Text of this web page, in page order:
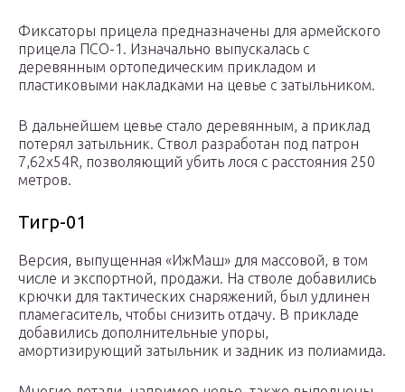
Фиксаторы прицела предназначены для армейского
прицела ПСО-1. Изначально выпускалась с
деревянным ортопедическим прикладом и
пластиковыми накладками на цевье с затыльником.
В дальнейшем цевье стало деревянным, а приклад
потерял затыльник. Ствол разработан под патрон
7,62х54R, позволяющий убить лося с расстояния 250
метров.
Тигр-01
Версия, выпущенная «ИжМаш» для массовой, в том
числе и экспортной, продажи. На стволе добавились
крючки для тактических снаряжений, был удлинен
пламегаситель, чтобы снизить отдачу. В прикладе
добавились дополнительные упоры,
амортизирующий затыльник и задник из полиамида.